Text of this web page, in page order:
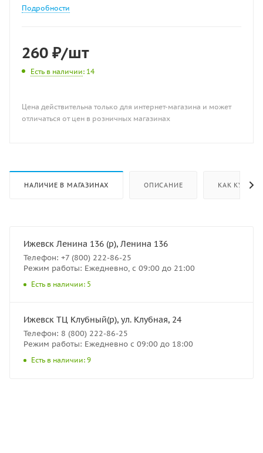
Подробности
260 ₽/шт
Есть в наличии: 14
Цена действительна только для интернет-магазина и может
отличаться от цен в розничных магазинах
НАЛИЧИЕ В МАГАЗИНАХ ОПИСАНИЕ КАК КУПИТЬ
Ижевск Ленина 136 (р), Ленина 136
Телефон: +7 (800) 222-86-25
Режим работы: Ежедневно, с 09:00 до 21:00
Есть в наличии: 5
Ижевск ТЦ Клубный(р), ул. Клубная, 24
Телефон: 8 (800) 222-86-25
Режим работы: Ежедневно с 09:00 до 18:00
Есть в наличии: 9